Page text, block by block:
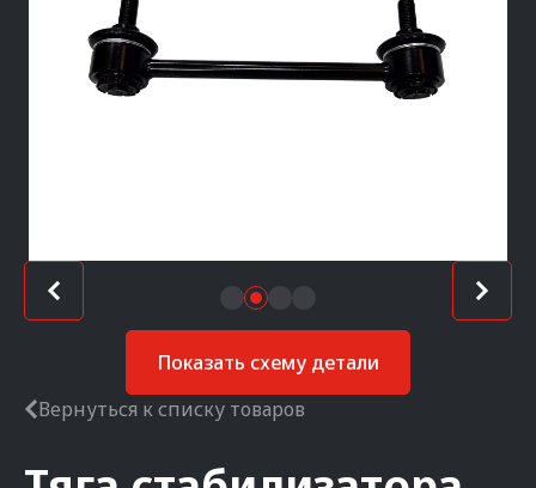
Показать схему детали
Вернуться к списку товаров